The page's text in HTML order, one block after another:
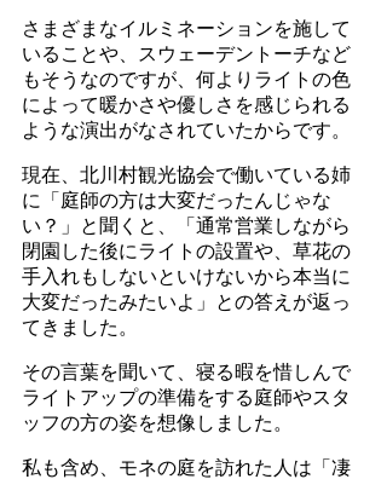
さまざまなイルミネーションを施して
いることや、スウェーデントーチなど
もそうなのですが、何よりライトの色
によって暖かさや優しさを感じられる
ような演出がなされていたからです。
現在、北川村観光協会で働いている姉
に「庭師の方は大変だったんじゃな
い？」と聞くと、「通常営業しながら
閉園した後にライトの設置や、草花の
手入れもしないといけないから本当に
大変だったみたいよ」との答えが返っ
てきました。
その言葉を聞いて、寝る暇を惜しんで
ライトアップの準備をする庭師やスタ
ッフの方の姿を想像しました。
私も含め、モネの庭を訪れた人は「凄